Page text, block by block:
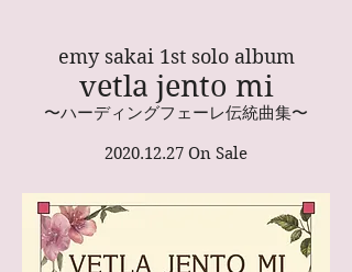
emy sakai 1st solo album
vetla jento mi
​〜ハーディングフェーレ伝統曲集〜
2020.12.27 On Sale